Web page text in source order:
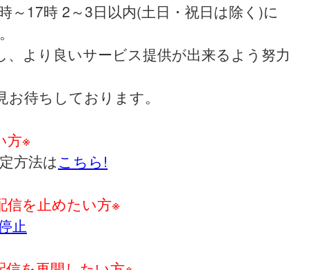
～17時 2～3日以内(土日・祝日は除く)に
、より良いサービス提供が出来るよう努力
お待ちしております。
方※
方法はこちら!
信を止めたい方※
止